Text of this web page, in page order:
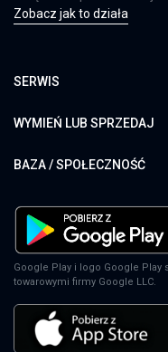
Zobacz jak to działa
SERWIS
WYMIEŃ LUB SPRZEDAJ
BAZA / SPOŁECZNOŚĆ
Google Play i logo Google Play
towarowymi firmy Google LLC.